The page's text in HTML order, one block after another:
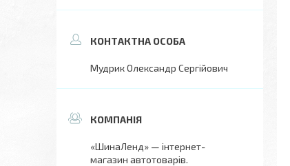
Мудрик Олександр Сергійович
«ШинаЛенд» — інтернет-
магазин автотоварів.